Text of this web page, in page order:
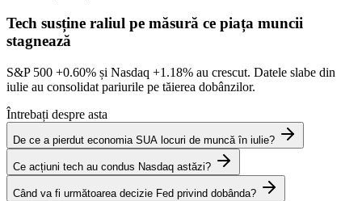
Tech susține raliul pe măsură ce piața muncii
stagnează
S&P 500 +0.60% și Nasdaq +1.18% au crescut. Datele slabe din
iulie au consolidat pariurile pe tăierea dobânzilor.
Întrebați despre asta
De ce a pierdut economia SUA locuri de muncă în iulie?
Ce acțiuni tech au condus Nasdaq astăzi?
Când va fi următoarea decizie Fed privind dobânda?